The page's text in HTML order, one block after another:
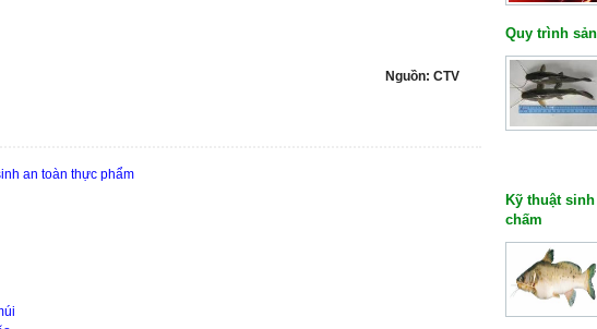
Nguồn: CTV
an toàn thực phẩm
Quy trình
Kỹ thuật
chấm